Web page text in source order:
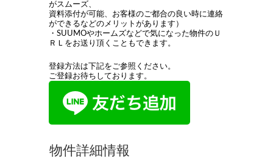
がスムーズ、
資料添付が可能、お客様のご都合の良い時に連絡
ができるなどのメリットがあります）
・SUUMOやホームズなどで気になった物件のＵ
ＲＬをお送り頂くこともできます。
登録方法は下記をご参照ください。
ご登録お待ちしております。
物件詳細情報